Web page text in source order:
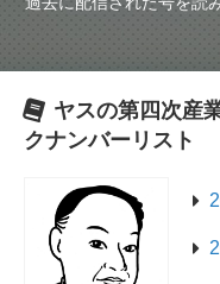
ヤスの第四次産
クナンバーリスト